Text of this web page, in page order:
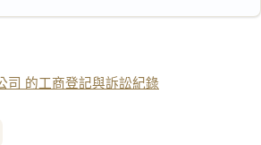
司 的工商登記與訴訟紀錄